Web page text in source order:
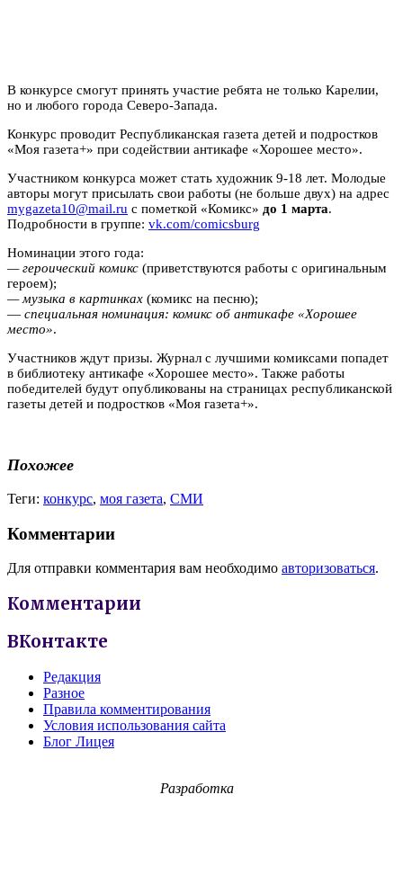
В конкурсе смогут принять участие ребята не только Карелии,
но и любого города Северо-Запада.
Конкурс проводит Республиканская газета детей и подростков
«Моя газета+» при содействии антикафе «Хорошее место».
Участником конкурса может стать художник 9-18 лет. Молодые
авторы могут присылать свои работы (не больше двух) на адрес
mygazeta10@mail.ru с пометкой «Комикс» до 1 марта.
Подробности в группе: vk.com/comicsburg
Номинации этого года:
— героический комикс (приветствуются работы с оригинальным
героем);
— музыка в картинках (комикс на песню);
— специальная номинация: комикс об антикафе «Хорошее
место».
Участников ждут призы. Журнал с лучшими комиксами попадет
в библиотеку антикафе «Хорошее место». Также работы
победителей будут опубликованы на страницах республиканской
газеты детей и подростков «Моя газета+».
Похожее
Теги: конкурс, моя газета, СМИ
Комментарии
Для отправки комментария вам необходимо авторизоваться.
Комментарии
ВКонтакте
Редакция
Разное
Правила комментирования
Условия использования сайта
Блог Лицея
Разработка